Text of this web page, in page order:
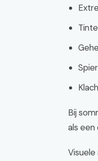
Bij
als een